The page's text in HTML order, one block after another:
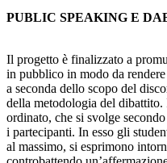
PUBLIC SPEAKING E
Il progetto è finalizzato a
in pubblico in modo da
a seconda dello scopo del
della metodologia del
ordinato, che si svolge
i partecipanti. In esso gli
al massimo, si esprimono